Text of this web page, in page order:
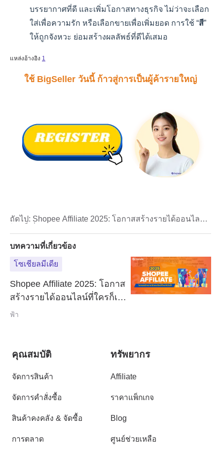
ถัดไป: Shopee Affiliate 2025: โอกาสสร้างรายได้ออนไลน์ที่
บทความที่เกี่ยวข้อง
โซเชียลมีเดีย
Shopee Affiliate 2025: โอกาส
สร้างรายได้ออนไลน์ที่ใครก็เริ่ม
ได้
ฟ้า
คุณสมบัติ
จัดการสินค้า
จัดการคำสั่งซื้อ
สินค้าคงคลัง & จัดซื้อ
การตลาด
ทรัพยากร
Affiliate
ราคาแพ็กเกจ
Blog
ศูนย์ช่วยเหลือ